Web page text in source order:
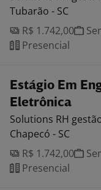
Tubarão - SC
R$ 1.742,00
Presencial
Estágio Em
Eletrônica
Solutions RH
Chapecó - SC
R$ 1.742,00
Presencial